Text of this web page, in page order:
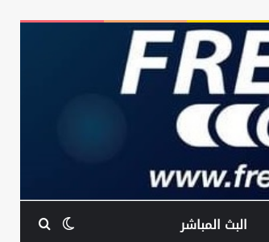
البث المباشر الوضعبحث